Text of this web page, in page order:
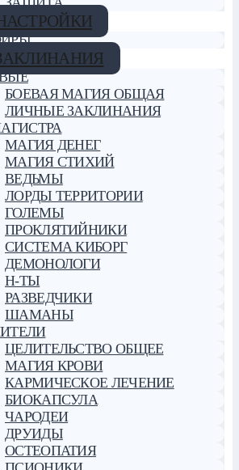
БОЕВАЯ МАГИЯ ОБЩАЯ
ЛИЧНЫЕ ЗАКЛИНАНИЯ
МАГИЯ ДЕНЕГ
МАГИЯ СТИХИЙ
ВЕДЬМЫ
ЛОРДЫ ТЕРРИТОРИИ
ГОЛЕМЫ
ПРОКЛЯТИЙНИКИ
СИСТЕМА КИБОРГ
ДЕМОНОЛОГИ
Н-ТЫ
РАЗВЕДЧИКИ
ШАМАНЫ
ЦЕЛИТЕЛЬСТВО ОБЩЕЕ
МАГИЯ КРОВИ
КАРМИЧЕСКОЕ ЛЕЧЕНИЕ
БИОКАПСУЛА
ЧАРОДЕИ
ДРУИДЫ
ОСТЕОПАТИЯ